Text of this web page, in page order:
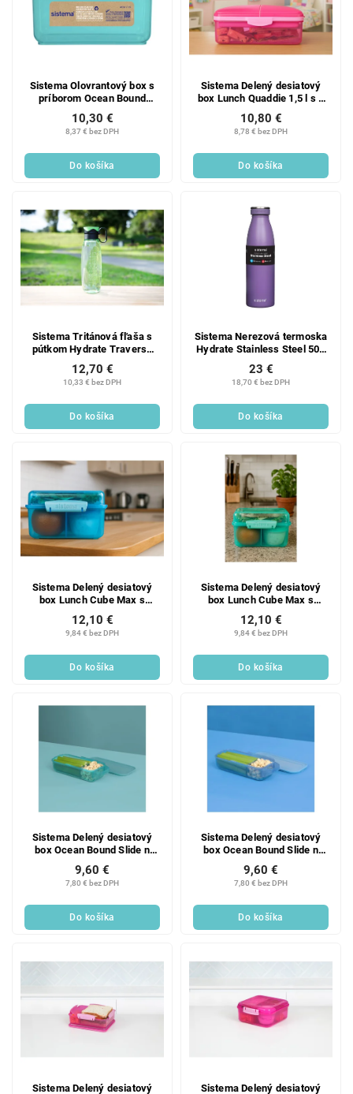
Sistema Olovrantový box s
príborom Ocean Bound
8,37 € bez DPH
10,30 €
Do košíka
Sistema Delený desiatový
box Lunch Quaddie 1,5 l s 3
veku as fľašou na pitie,
ružová
8,78 € bez DPH
10,80 €
Do košíka
Sistema Tritánová fľaša s
pútkom Hydrate Traverse
10,33 € bez DPH
12,70 €
Do košíka
Sistema Nerezová termoska
Hydrate Stainless Steel 500
18,70 € bez DPH
23 €
Do košíka
Sistema Delený desiatový
box Lunch Cube Max s
viečkom 2 l, modrá
9,84 € bez DPH
12,10 €
Do košíka
Sistema Delený desiatový
box Lunch Cube Max s
viečkom 2 l, mätová
9,84 € bez DPH
12,10 €
Do košíka
Sistema Delený desiatový
box Ocean Bound Slide n
Snack 445 ml, mätová
7,80 € bez DPH
9,60 €
Do košíka
Sistema Delený desiatový
box Ocean Bound Slide n
Snack 445 ml, modrá
7,80 € bez DPH
9,60 €
Do košíka
Sistema Delený desiatový Sistema Delený desiatový